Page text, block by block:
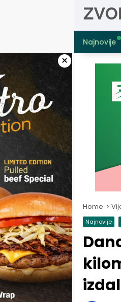
Najnovije
×
Home
Najnovije